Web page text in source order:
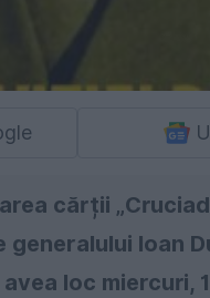
cărții
Ioan
loc miercuri,